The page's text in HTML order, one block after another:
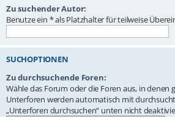
Zu suchender Autor:
Benutze ein * als Platzhalter für teilweise
SUCHOPTIONEN
Zu durchsuchende Foren:
Wähle das Forum oder die Foren aus, in denen
Unterforen werden automatisch mit
„Unterforen durchsuchen“ unten nicht